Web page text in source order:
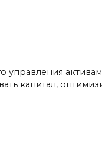
управления
капитал,